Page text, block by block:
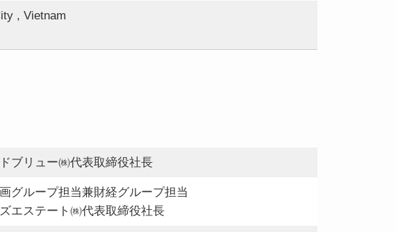
, Vietnam
ブリュー㈱代表取締役社長
グループ担当兼財経グループ担当
エステート㈱代表取締役社長